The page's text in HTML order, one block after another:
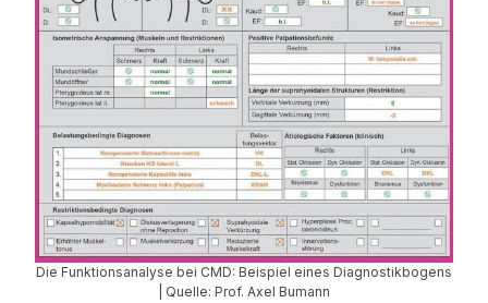
Die Funktionsanalyse bei CMD: Beispiel eines Diagnostikbogens
| Quelle: Prof. Axel Bumann